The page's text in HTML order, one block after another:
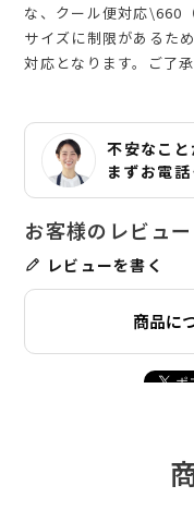
な、クール便対応\660
サイズに制限があるた
対応となります。ご了
不安なこ
まずお電話
レビューを書く
商品に